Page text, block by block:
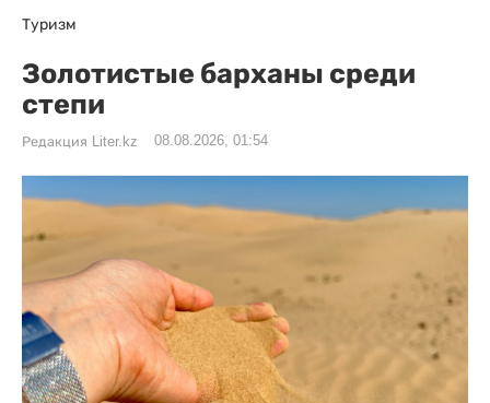
Туризм
Золотистые барханы среди
степи
Редакция Liter.kz 08.08.2026, 01:54